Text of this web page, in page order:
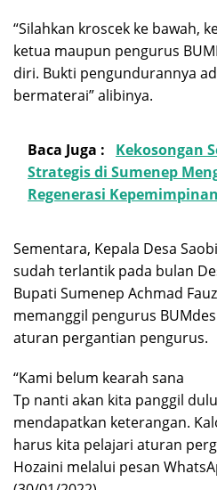
“Silahkan kroscek ke bawah,
ketua maupun pengurus
diri. Bukti pengundurannya
bermaterai” alibinya.
Baca Juga :
Kekosongan
Strategis di Sumenep
Regenerasi
Sementara, Kepala Desa
sudah terlantik pada bulan
Bupati Sumenep Achmad
memanggil pengurus
aturan pergantian pengurus.
“Kami belum kearah sana
Tp nanti akan kita panggil
mendapatkan keterangan.
harus kita pelajari aturan
Hozaini melalui pesan